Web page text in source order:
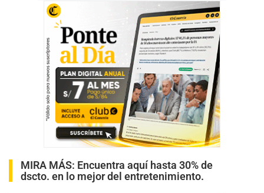
MIRA MÁS: Encuentra aquí hasta 30% de
dscto. en lo mejor del entretenimiento.